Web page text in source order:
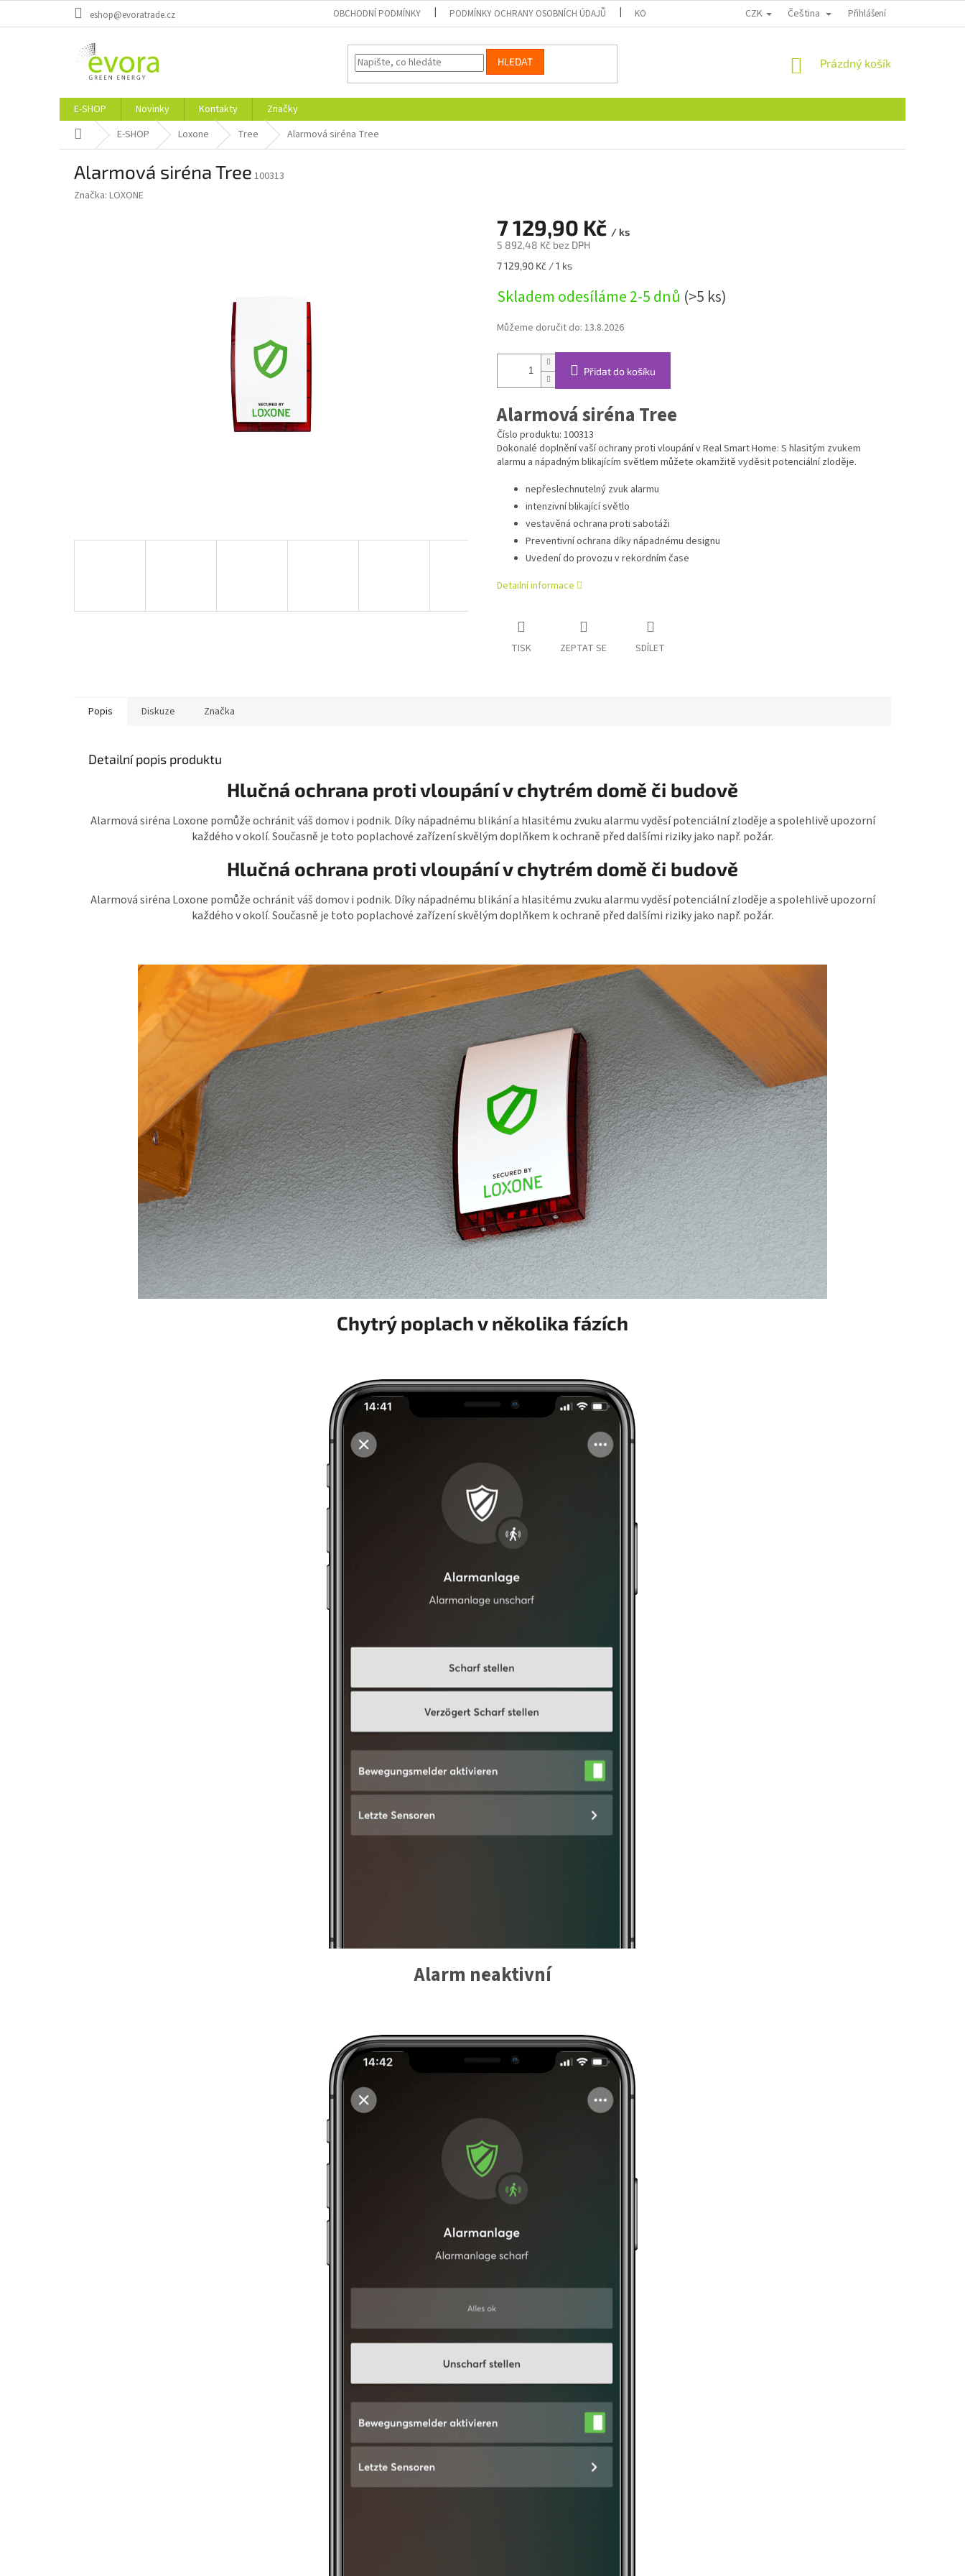
eshop@evoratrade.cz OBCHODNÍ PODMÍNKY PODMÍNKY OCHRANY OSOBNÍCH ÚDAJŮ KONTAKTY CZK Čeština Přihlášení
HLEDAT
NÁKUPNÍ
Prázdný košík
E-SHOP Novinky Kontakty
Značky
Domů E-SHOP Loxone Tree Alarmová siréna Tree
Alarmová siréna Tree 100313
Značka: LOXONE
7 129,90 Kč / ks
5 892,48 Kč bez DPH
Měrná
7 129,90 Kč / 1 ks
Skladem odesíláme 2-5 dnů (>5 ks)
Můžeme doručit do: 13.8.2026
Přidat do košíku
Alarmová siréna Tree
Číslo produktu: 100313
Dokonalé doplnění vaší ochrany proti vloupání v Real Smart Home: S hlasitým zvukem
alarmu a nápadným blikajícím světlem můžete okamžitě vyděsit potenciální zloděje.
nepřeslechnutelný zvuk alarmu
intenzivní blikající světlo
vestavěná ochrana proti sabotáži
Preventivní ochrana díky nápadnému designu
Uvedení do provozu v rekordním čase
Detailní informace
TISK ZEPTAT SE SDÍLET
Popis Diskuze Značka
Detailní popis produktu
Hlučná ochrana proti vloupání v chytrém domě či budově
Alarmová siréna Loxone pomůže ochránit váš domov i podnik. Díky nápadnému blikání a hlasitému zvuku alarmu vyděsí potenciální zloděje a spolehlivě upozorní
každého v okolí. Současně je toto poplachové zařízení skvělým doplňkem k ochraně před dalšími riziky jako např. požár.
Hlučná ochrana proti vloupání v chytrém domě či budově
Alarmová siréna Loxone pomůže ochránit váš domov i podnik. Díky nápadnému blikání a hlasitému zvuku alarmu vyděsí potenciální zloděje a spolehlivě upozorní
každého v okolí. Současně je toto poplachové zařízení skvělým doplňkem k ochraně před dalšími riziky jako např. požár.
Chytrý poplach v několika fázích
Alarm neaktivní